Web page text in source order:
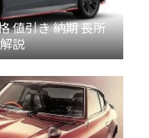
値引き 納期 長所
説